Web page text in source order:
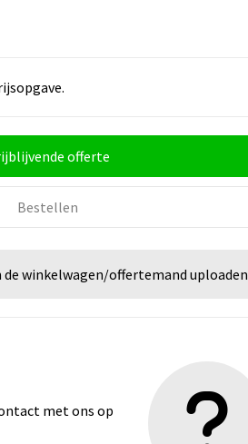
offerte
Bestellen
winkelwagen/offertemand uploaden
met ons op